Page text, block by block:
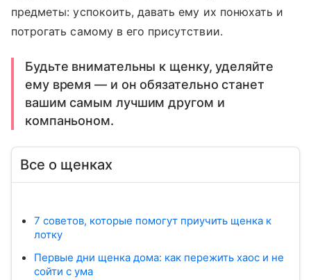
предметы: успокоить, давать ему их понюхать и
потрогать самому в его присутствии.
Будьте внимательны к щенку, уделяйте
ему время — и он обязательно станет
вашим самым лучшим другом и
компаньоном.
Все о щенках
7 советов, которые помогут приучить щенка к
лотку
Первые дни щенка дома: как пережить хаос и не
сойти с ума